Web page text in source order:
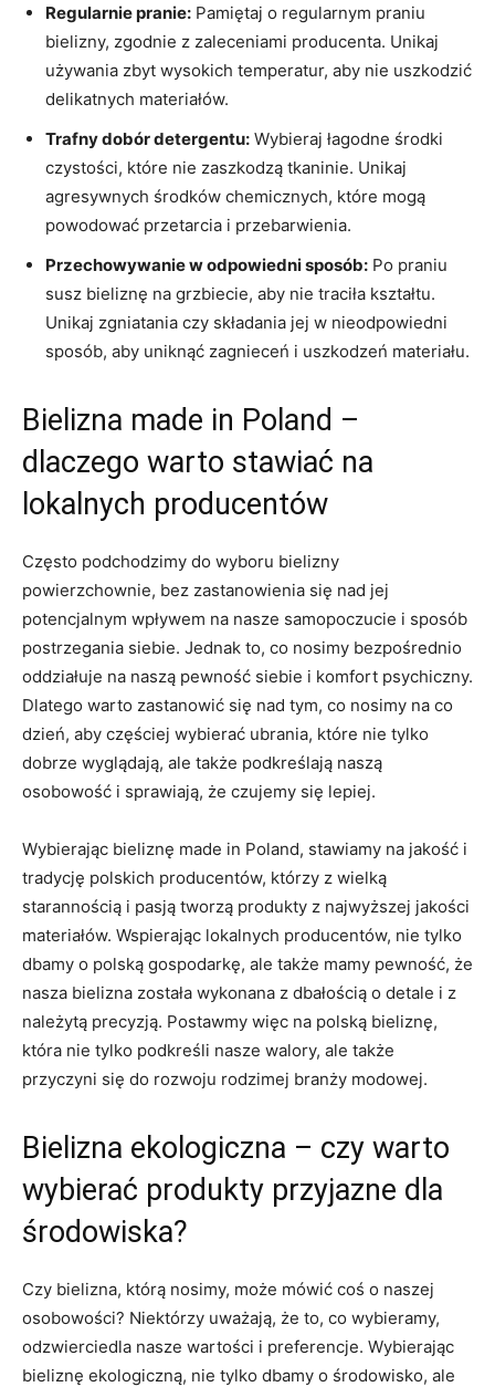
Regularnie pranie: Pamiętaj o ‍regularnym ⁢praniu
bielizny, zgodnie z zaleceniami ​producenta. Unikaj
używania zbyt wysokich temperatur, aby nie uszkodzić
⁣delikatnych materiałów.
Trafny dobór detergentu: Wybieraj ⁤łagodne środki ​
czystości, ‍które nie ​zaszkodzą ​tkaninie.‍ Unikaj
agresywnych środków chemicznych, które mogą
powodować ⁢przetarcia i przebarwienia.
Przechowywanie w⁤ odpowiedni sposób: Po praniu
susz bieliznę ⁢na grzbiecie, aby ​nie traciła kształtu.
Unikaj zgniatania czy składania ‍jej w nieodpowiedni
sposób, aby uniknąć zagnieceń i uszkodzeń materiału.
Bielizna made in⁣ Poland –
dlaczego warto⁤ stawiać⁤ na
lokalnych producentów
Często podchodzimy do‌ wyboru bielizny
powierzchownie, bez zastanowienia​ się nad ⁢jej
‌potencjalnym​ wpływem na nasze samopoczucie i sposób‍
postrzegania siebie.⁢ Jednak to, co nosimy bezpośrednio
oddziałuje na naszą​ pewność siebie i komfort psychiczny.
Dlatego warto ⁢zastanowić się nad tym, co nosimy na⁢ co
dzień, aby ​częściej wybierać⁤ ubrania, ⁤które nie tylko
dobrze wyglądają, ⁢ale‍ także podkreślają naszą
osobowość i sprawiają, że⁣ czujemy się lepiej.
Wybierając bieliznę ⁤made ‌in Poland,​ stawiamy​ na jakość i
tradycję ‌polskich producentów, którzy z wielką
starannością i ‌pasją tworzą produkty z ​najwyższej jakości
materiałów. Wspierając‍ lokalnych‌ producentów, nie‍ tylko
dbamy‍ o polską‌ gospodarkę, ale ⁣także mamy pewność, że
nasza bielizna została wykonana z dbałością o detale i z
należytą precyzją.⁣ Postawmy więc‌ na polską bieliznę,⁣
która​ nie⁢ tylko⁤ podkreśli nasze⁢ walory, ⁢ale także
przyczyni‍ się‍ do rozwoju rodzimej branży modowej.
Bielizna‌ ekologiczna – czy warto
⁣wybierać produkty przyjazne dla⁤
środowiska?
Czy bielizna, którą nosimy, może mówić coś o naszej
osobowości? Niektórzy uważają, że​ to, co⁤ wybieramy,
odzwierciedla nasze wartości i preferencje. Wybierając
⁣bieliznę ekologiczną, nie tylko dbamy o środowisko, ale